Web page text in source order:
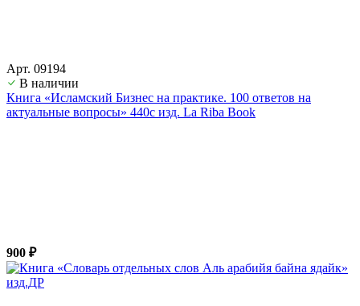
Арт. 09194
В наличии
Книга «Исламский Бизнес на практике. 100 ответов на
актуальные вопросы» 440с изд. La Riba Book
900 ₽